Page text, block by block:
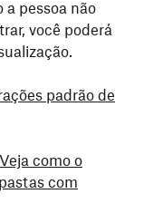
a pessoa não
você poderá
padrão de
como o
com